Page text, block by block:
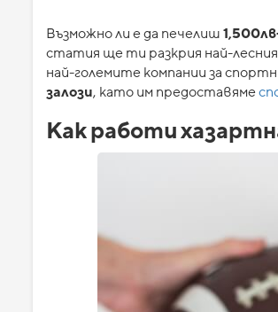
Възможно ли е да печелиш
статия ще ти разкрия най-
най-големите компании за
залози, като им предоставяме
Как работи